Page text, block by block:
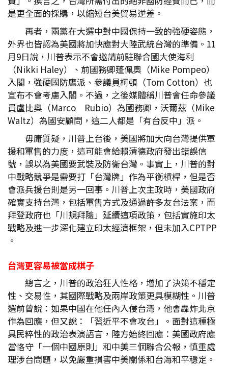
是更全面的採購，以縮短台美貿易逆差。
再者，兩黨在大選中對中國保持一致的強硬姿態，
外界也皆認為美國將加快應對大陸武統台灣的準備。11
月9日說，川普表示不會邀請前駐聯合國大使海利
（Nikki Haley）、前國務卿蓬佩奧（Mike Pompeo）
入閣，強硬國防鷹派、參議員柯頓（Tom Cotton）也
宣布不會考慮入閣。不過，之後媒體稱川普會任命參議
員盧比奧（Marco Rubio）為國務卿，沃爾茲（Mike
Waltz）為國安顧問，這二人都是「有台反中」派。
毋庸質疑，川普上台後，美國將加大向台灣提供軍
援和軍售的力度，這可能會給賴清德政府發出錯誤信
號，誤以為美國要武裝及防衛台灣。事實上，川普的對
中戰略競爭是需要打「台灣牌」作為平衡槓桿，但是否
會派兵援台則是另一回事。川普上次主政時，美國政府
確實支持台灣，包括軍售方式及通過許多友台法案，而
拜登政府也「川規拜隨」延續這項政策，包括實施印太
戰略及進一步深化建立印太經濟框架，但未加入CPTPP
。
台灣更容易被當成棋子
總言之，川普的政治狂人性格，增加了決策不穩定
性、交易性，其國際戰略及兩岸政策更具模糊性。川普
選前曾說：如果中國在他任內入侵台灣，他會轟炸北京
作為回應，但又說：「習近平不會攻台」。面對這種極
具民粹性的政治表演語言，陸方始終回應：美國政府應
當恪守「一個中國原則」和中美三個聯合公報，慎重處
理涉台問題，以免嚴重損害中美關係和台海和平穩定。